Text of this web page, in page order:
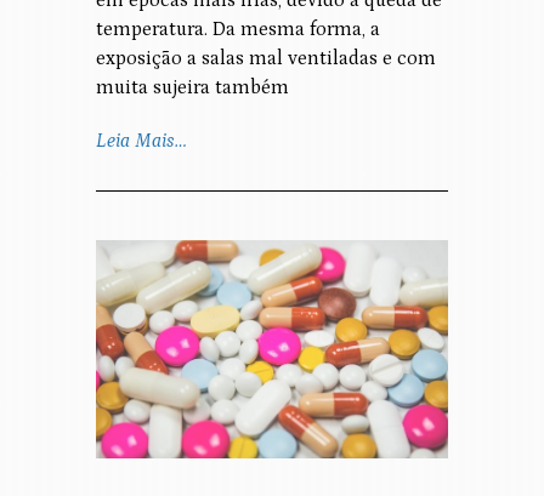
temperatura. Da mesma forma, a
exposição a salas mal ventiladas e com
muita sujeira também
Leia Mais…